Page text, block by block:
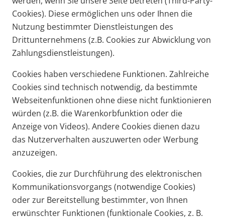
Cookies). Diese ermöglichen uns oder Ihnen die
Nutzung bestimmter Dienstleistungen des
Drittunternehmens (z.B. Cookies zur Abwicklung von
Zahlungsdienstleistungen).
Cookies haben verschiedene Funktionen. Zahlreiche
Cookies sind technisch notwendig, da bestimmte
Webseitenfunktionen ohne diese nicht funktionieren
würden (z.B. die Warenkorbfunktion oder die
Anzeige von Videos). Andere Cookies dienen dazu
das Nutzerverhalten auszuwerten oder Werbung
anzuzeigen.
Cookies, die zur Durchführung des elektronischen
Kommunikationsvorgangs (notwendige Cookies)
oder zur Bereitstellung bestimmter, von Ihnen
erwünschter Funktionen (funktionale Cookies, z. B.